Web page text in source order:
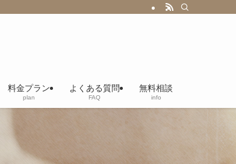
料金プラン
plan
よくある質問
FAQ
無料相談
info